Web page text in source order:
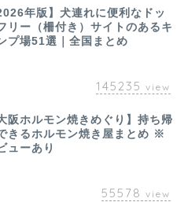
年版】犬連れに便利なドッ
リー（柵付き）サイトのあるキ
プ場51選｜全国まとめ
145235 view
阪ホルモン焼きめぐり】持ち帰
きるホルモン焼き屋まとめ ※
ューあり
55578 view